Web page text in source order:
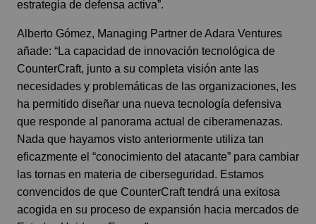
estrategia de defensa activa”.
Alberto Gómez, Managing Partner de Adara Ventures
añade: “La capacidad de innovación tecnológica de
CounterCraft, junto a su completa visión ante las
necesidades y problemáticas de las organizaciones, les
ha permitido diseñar una nueva tecnología defensiva
que responde al panorama actual de ciberamenazas.
Nada que hayamos visto anteriormente utiliza tan
eficazmente el “conocimiento del atacante” para cambiar
las tornas en materia de ciberseguridad. Estamos
convencidos de que CounterCraft tendrá una exitosa
acogida en su proceso de expansión hacia mercados de